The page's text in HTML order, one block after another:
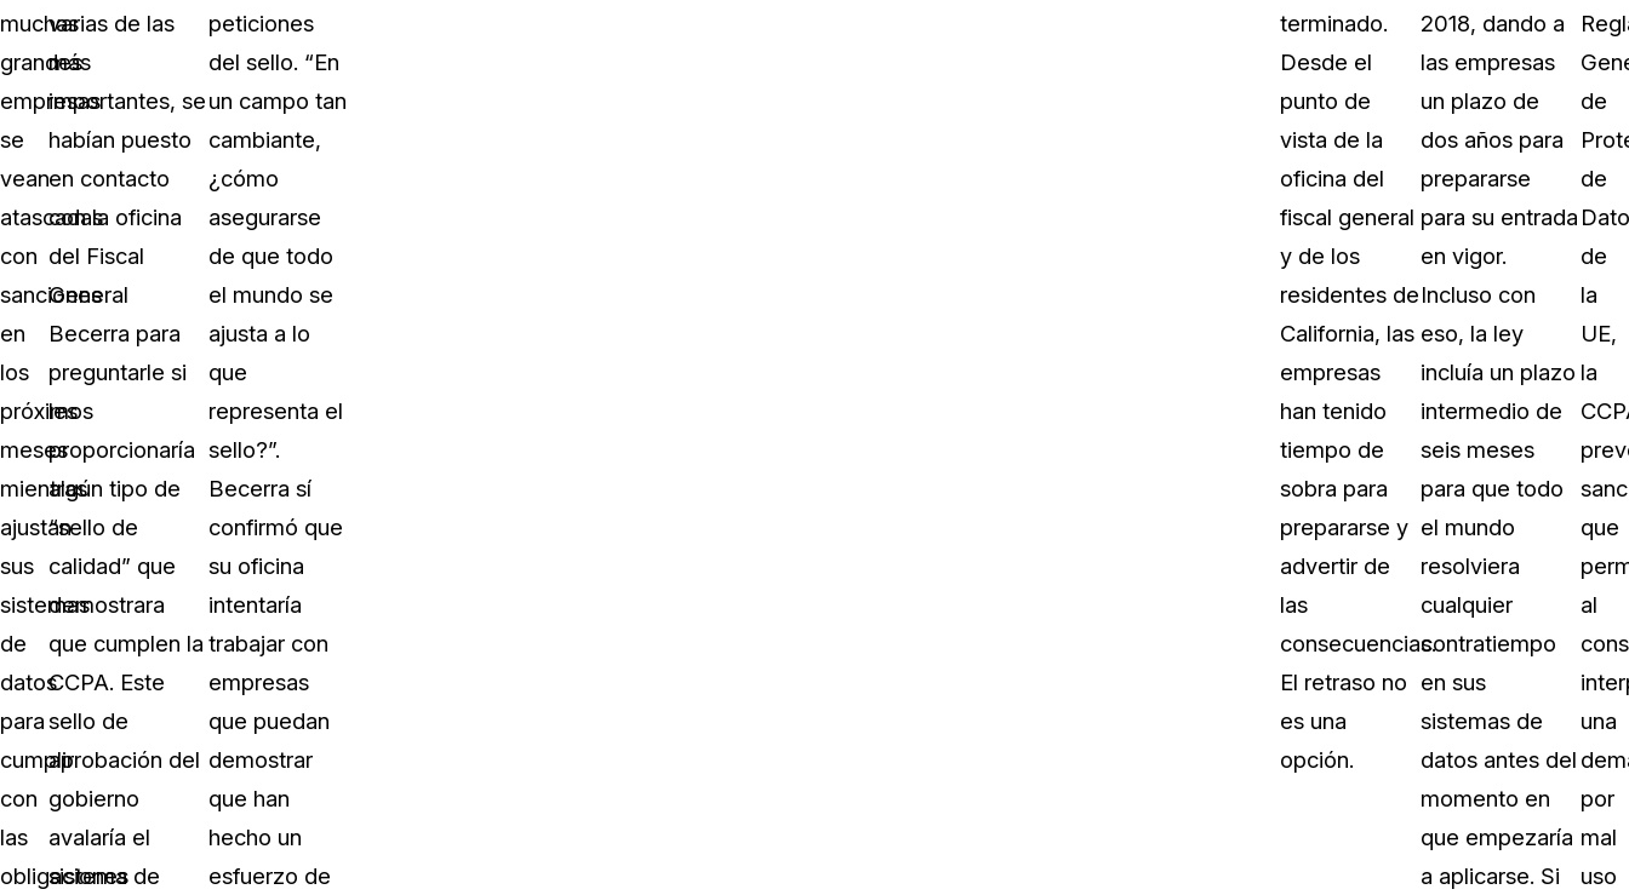
muchas
grandes
empresas
se
vean
atascadas
con
sanciones
en
los
próximos
meses
mientras
ajustan
sus
sistemas
de
datos
para
cumplir
con
las
obligaciones
varias de las
más
importantes, se
habían puesto
en contacto
con la oficina
del Fiscal
General
Becerra para
preguntarle si
les
proporcionaría
algún tipo de
“sello de
calidad” que
demostrara
que cumplen la
CCPA. Este
sello de
aprobación del
gobierno
avalaría el
sistema de
peticiones
del sello. “En
un campo tan
cambiante,
¿cómo
asegurarse
de que todo
el mundo se
ajusta a lo
que
representa el
sello?”.
Becerra sí
confirmó que
su oficina
intentaría
trabajar con
empresas
que puedan
demostrar
que han
hecho un
esfuerzo de
terminado.
Desde el
punto de
vista de la
oficina del
fiscal general
y de los
residentes de
California, las
empresas
han tenido
tiempo de
sobra para
prepararse y
advertir de
las
consecuencias.
El retraso no
es una
opción.
2018, dando a
las empresas
un plazo de
dos años para
prepararse
para su entrada
en vigor.
Incluso con
eso, la ley
incluía un plazo
intermedio de
seis meses
para que todo
el mundo
resolviera
cualquier
contratiempo
en sus
sistemas de
datos antes del
momento en
que empezaría
a aplicarse. Si
de
de
de
la
UE,
la
que
al
una
por
mal
uso